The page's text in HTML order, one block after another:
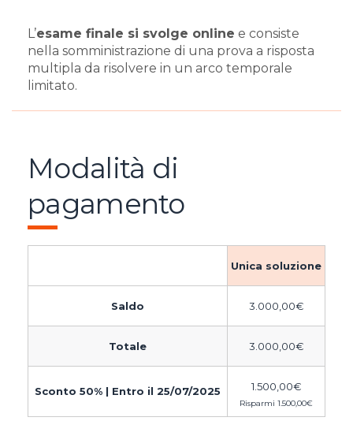
L’esame finale si svolge online e consiste
nella somministrazione di una prova a risposta
multipla da risolvere in un arco temporale
limitato.
Modalità di
pagamento
Unica soluzione
Saldo 3.000,00€
Totale 3.000,00€
Sconto 50% | Entro il 25/07/2025 1.500,00€
Risparmi 1.500,00€